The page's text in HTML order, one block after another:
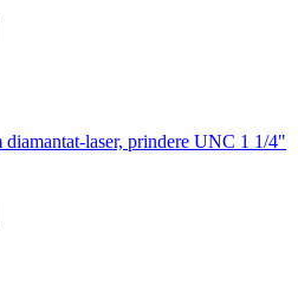
laser, prindere UNC 1 1/4"